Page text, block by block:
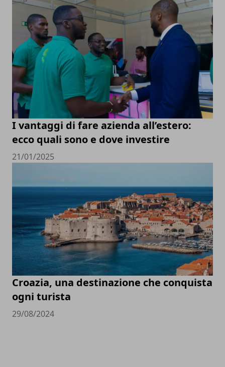
I vantaggi di fare azienda all’estero:
ecco quali sono e dove investire
21/01/2025
Croazia, una destinazione che conquista
ogni turista
29/08/2024